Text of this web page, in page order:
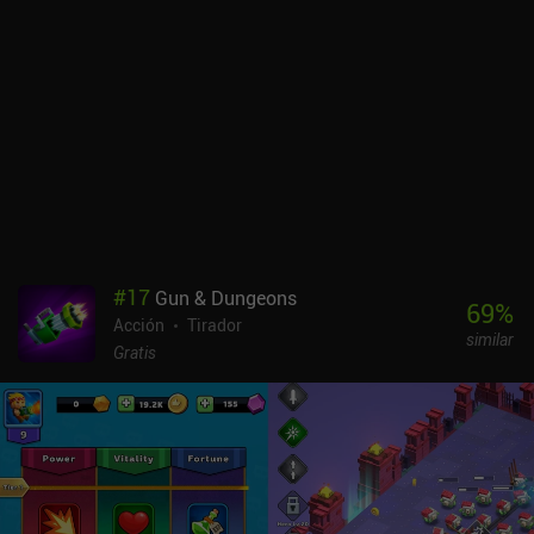
anuncios ni iAP. Aunque es un reto, sin duda recomiendo probar
esta joya de juego independiente.
#17 Gun & Dungeons
Acción
Tirador
Gratis
69%
similar